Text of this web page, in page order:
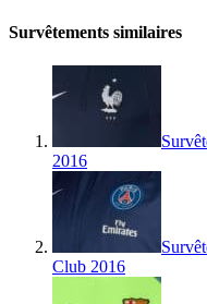
Survêtements similaires
2016
Club 2016